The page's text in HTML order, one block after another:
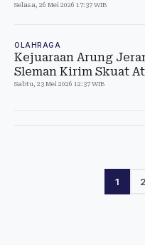
Selasa, 26 Mei 2026 17:37 WIB
OLAHRAGA
Kejuaraan Arung
Sleman Kirim Skuat
Sabtu, 23 Mei 2026 12:37 WIB
1 2